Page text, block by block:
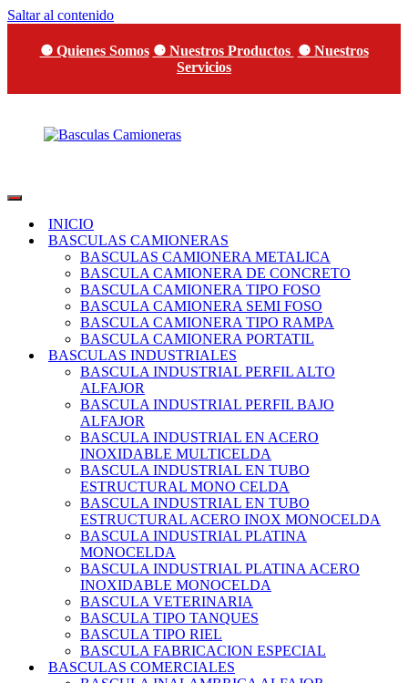
Saltar al contenido
⚈ Quienes Somos ⚈ Nuestros Productos ⚈ Nuestros
Servicios
Camioneras
Sistemas
Eléctricos
INICIO
BASCULAS CAMIONERAS
BASCULAS CAMIONERA METALICA
BASCULA CAMIONERA DE CONCRETO
BASCULA CAMIONERA TIPO FOSO
BASCULA CAMIONERA SEMI FOSO
BASCULA CAMIONERA TIPO RAMPA
BASCULA CAMIONERA PORTATIL
BASCULAS INDUSTRIALES
BASCULA INDUSTRIAL PERFIL ALTO
ALFAJOR
BASCULA INDUSTRIAL PERFIL BAJO
ALFAJOR
BASCULA INDUSTRIAL EN ACERO
INOXIDABLE MULTICELDA
BASCULA INDUSTRIAL EN TUBO
ESTRUCTURAL MONO CELDA
BASCULA INDUSTRIAL EN TUBO
ESTRUCTURAL ACERO INOX MONOCELDA
BASCULA INDUSTRIAL PLATINA
MONOCELDA
BASCULA INDUSTRIAL PLATINA ACERO
INOXIDABLE MONOCELDA
BASCULA VETERINARIA
BASCULA TIPO TANQUES
BASCULA TIPO RIEL
BASCULA FABRICACION ESPECIAL
BASCULAS COMERCIALES